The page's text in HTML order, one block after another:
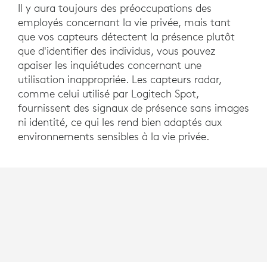
Il y aura toujours des préoccupations des
employés concernant la vie privée, mais tant
que vos capteurs détectent la présence plutôt
que d'identifier des individus, vous pouvez
apaiser les inquiétudes concernant une
utilisation inappropriée. Les capteurs radar,
comme celui utilisé par Logitech Spot,
fournissent des signaux de présence sans images
ni identité, ce qui les rend bien adaptés aux
environnements sensibles à la vie privée.